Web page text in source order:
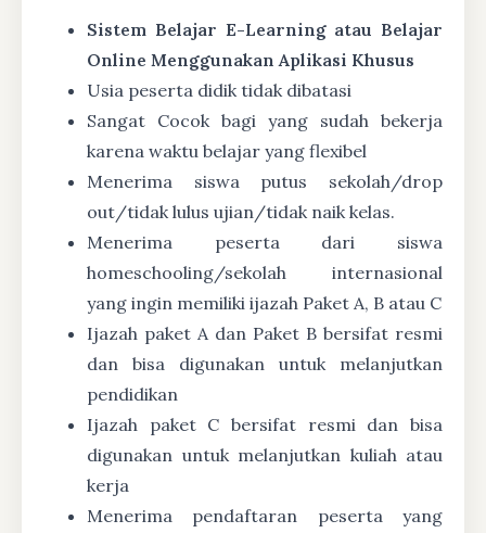
Sistem Belajar E-Learning atau Belajar
Online Menggunakan Aplikasi Khusus
Usia peserta didik tidak dibatasi
Sangat Cocok bagi yang sudah bekerja
karena waktu belajar yang flexibel
Menerima siswa putus sekolah/drop
out/tidak lulus ujian/tidak naik kelas.
Menerima peserta dari siswa
homeschooling/sekolah internasional
yang ingin memiliki ijazah Paket A, B atau C
Ijazah paket A dan Paket B bersifat resmi
dan bisa digunakan untuk melanjutkan
pendidikan
Ijazah paket C bersifat resmi dan bisa
digunakan untuk melanjutkan kuliah atau
kerja
Menerima pendaftaran peserta yang